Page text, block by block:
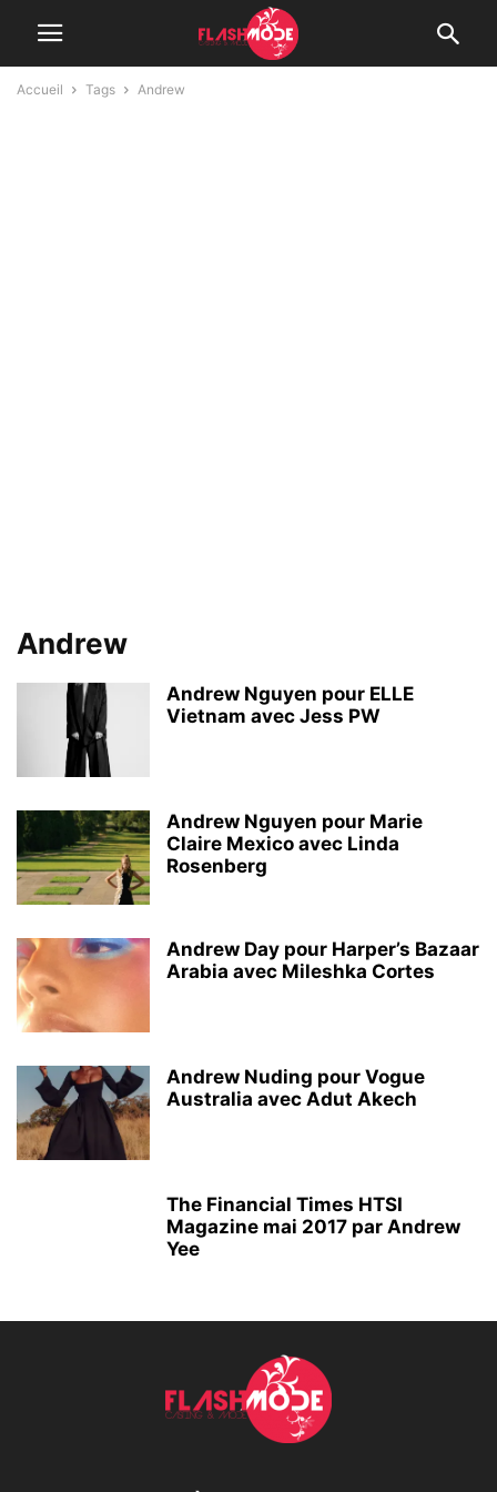
Accueil Tags Andrew
Andrew
Andrew Nguyen pour ELLE
Vietnam avec Jess PW
Andrew Nguyen pour Marie
Claire Mexico avec Linda
Rosenberg
Andrew Day pour Harper’s Bazaar
Arabia avec Mileshka Cortes
Andrew Nuding pour Vogue
Australia avec Adut Akech
The Financial Times HTSI
Magazine mai 2017 par Andrew
Yee